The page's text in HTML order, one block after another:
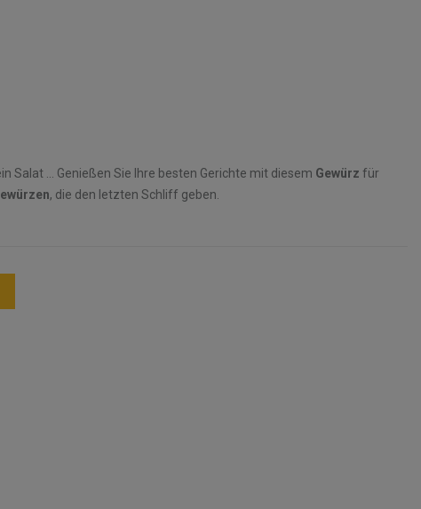
Salat ... Genießen Sie Ihre besten Gerichte mit diesem Gewürz für
, die den letzten Schliff geben.